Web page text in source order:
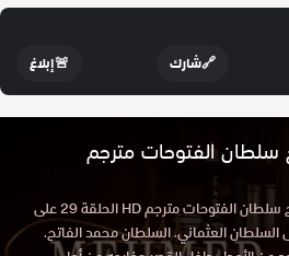
🔗شارك 🚨إبلاغ
الفتوحات مترجم
مشاهدة مسلسل محمد الفاتح سلطان الفتوحات مترجم HD الحلقة 29 على
العثماني. السلطان محمد الفاتح.